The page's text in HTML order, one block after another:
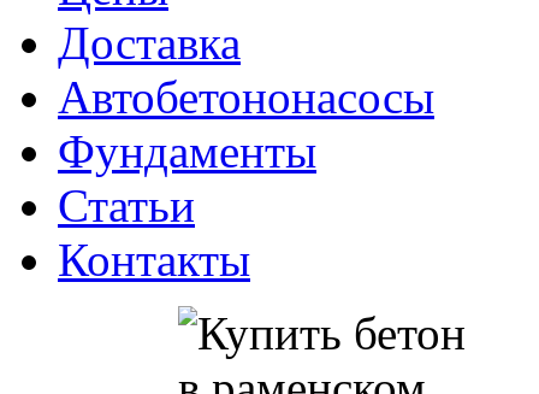
Доставка
Автобетононасосы
Фундаменты
Статьи
Контакты